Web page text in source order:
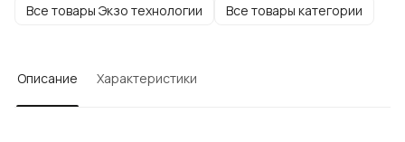
Все товары Экзо технологии Все товары категории
Описание Характеристики